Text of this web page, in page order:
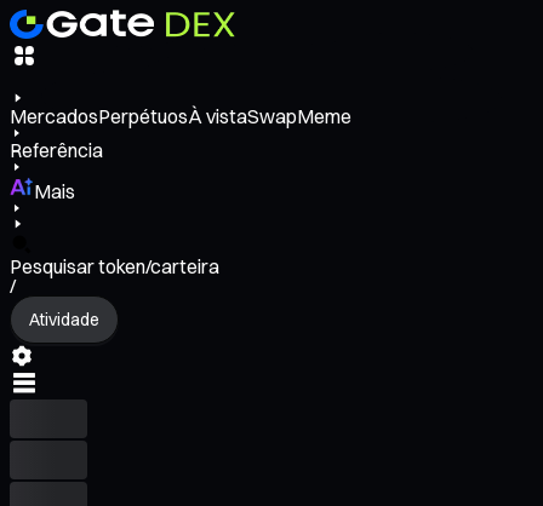
MercadosPerpétuosÀ vistaSwapMeme
Referência
Mais
Pesquisar token/carteira
/
Atividade